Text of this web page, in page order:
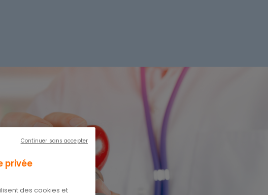
privée
des cookies et
Continuer sans accepter